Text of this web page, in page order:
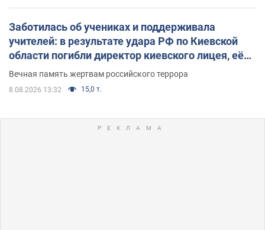
Заботилась об учениках и поддерживала
учителей: в результате удара РФ по Киевской
области погибли директор киевского лицея, её
муж и внук
Вечная память жертвам российского террора
8.08.2026 13:32 15,0 т.